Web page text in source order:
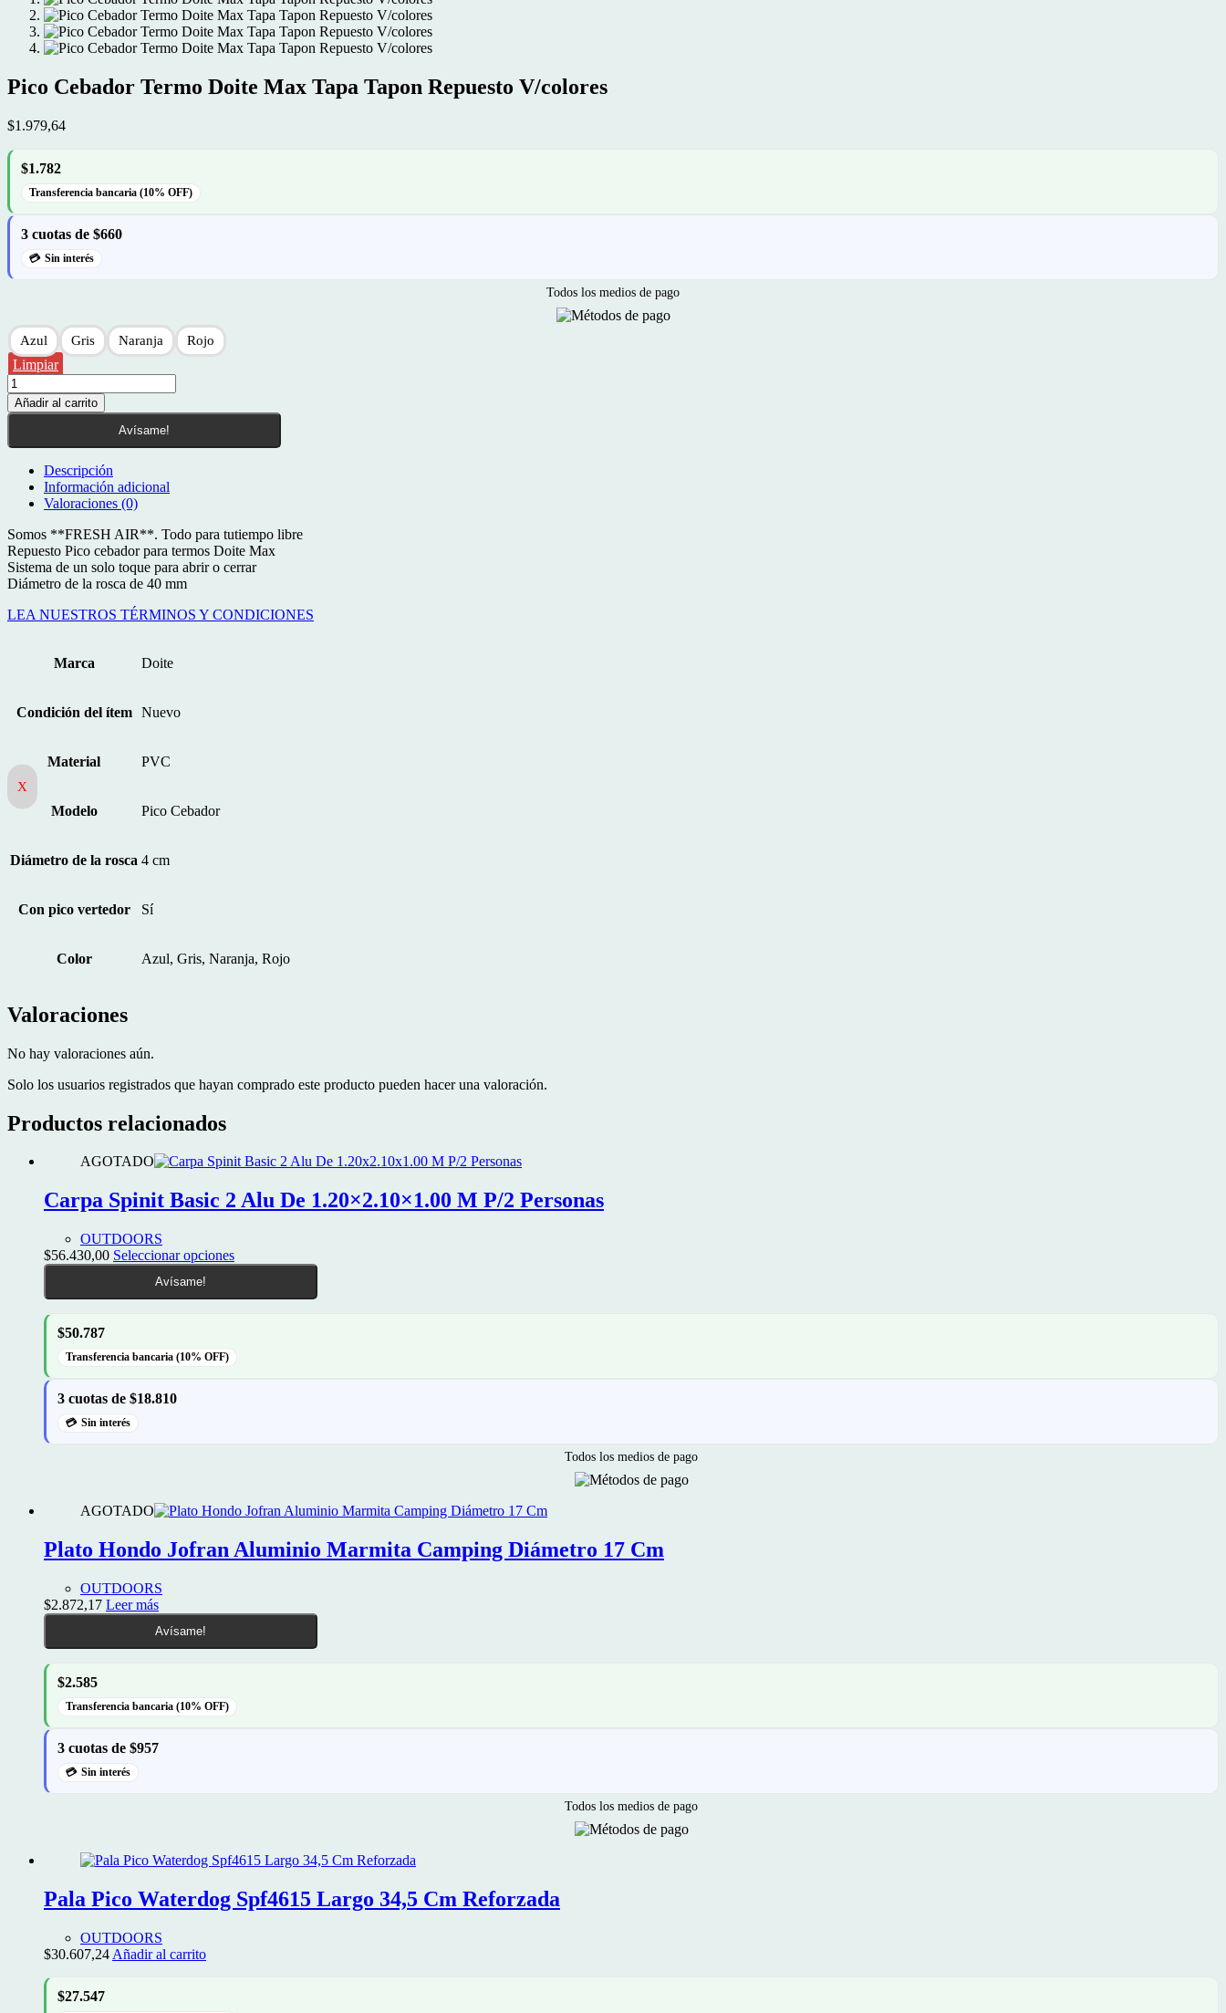
Pico Cebador Termo Doite Max Tapa Tapon Repuesto V/colores
$1.979,64
$1.782
Transferencia bancaria (10% OFF)
3 cuotas de $660
Sin interés
Todos los medios de pago
Azul Gris Naranja Rojo
Limpiar
Pico
Cebador
Termo
Max
Repuesto
V/colores
cantidad
Añadir al carrito
Avísame!
Descripción
Información adicional
Valoraciones (0)
Somos **FRESH AIR**. Todo para tutiempo libre
Repuesto Pico cebador para termos Doite Max
Sistema de un solo toque para abrir o cerrar
Diámetro de la rosca de 40 mm
LEA NUESTROS TÉRMINOS Y CONDICIONES
Marca Doite
Condición del ítem Nuevo
Material PVC
Modelo Pico Cebador
Diámetro de la rosca 4 cm
Con pico vertedor Sí
Color Azul, Gris, Naranja, Rojo
Valoraciones
No hay valoraciones aún.
Solo los usuarios registrados que hayan comprado este producto pueden hacer una valoración.
Productos relacionados
AGOTADO
Carpa Spinit Basic 2 Alu De 1.20×2.10×1.00 M P/2 Personas
OUTDOORS
$56.430,00 Seleccionar opcionesEste
producto
múltiples
Avísame!
$50.787
Transferencia bancaria (10% OFF)
3 cuotas de $18.810
Sin interés
Todos los medios de pago
AGOTADO
Plato Hondo Jofran Aluminio Marmita Camping Diámetro 17 Cm
OUTDOORS
$2.872,17 Leer más
Avísame!
$2.585
Transferencia bancaria (10% OFF)
3 cuotas de $957
Sin interés
Todos los medios de pago
Pala Pico Waterdog Spf4615 Largo 34,5 Cm Reforzada
OUTDOORS
$30.607,24 Añadir al carrito
$27.547
X